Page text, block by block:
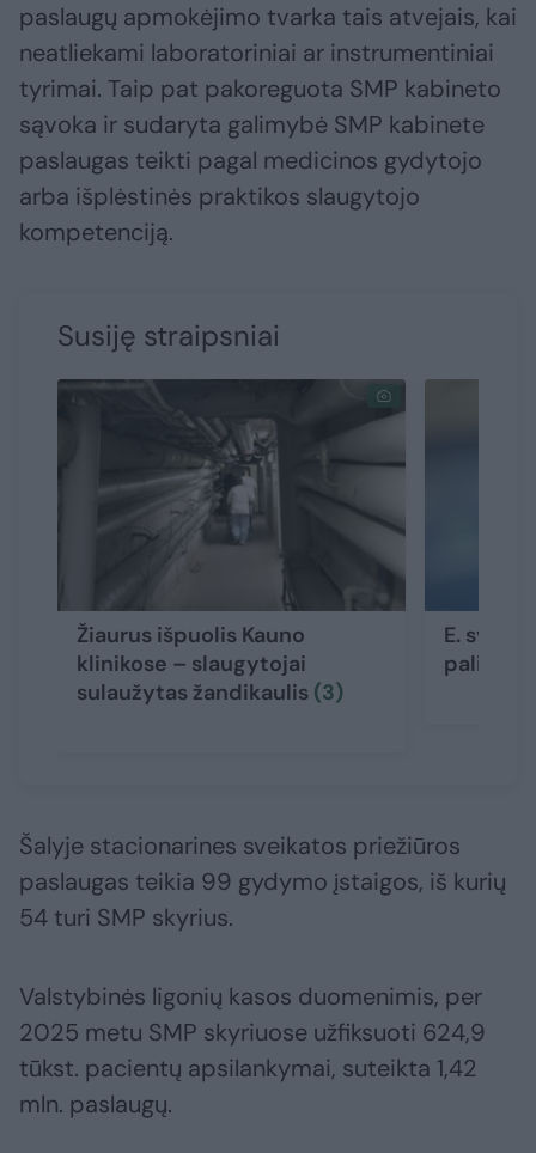
paslaugų apmokėjimo tvarka tais atvejais, kai
neatliekami laboratoriniai ar instrumentiniai
tyrimai. Taip pat pakoreguota SMP kabineto
sąvoka ir sudaryta galimybė SMP kabinete
paslaugas teikti pagal medicinos gydytojo
arba išplėstinės praktikos slaugytojo
kompetenciją.
Susiję straipsniai
Žiaurus išpuolis Kauno
klinikose – slaugytojai
sulaužytas žandikaulis (3)
E.
palies
Šalyje stacionarines sveikatos priežiūros
paslaugas teikia 99 gydymo įstaigos, iš kurių
54 turi SMP skyrius.
Valstybinės ligonių kasos duomenimis, per
2025 metu SMP skyriuose užfiksuoti 624,9
tūkst. pacientų apsilankymai, suteikta 1,42
mln. paslaugų.